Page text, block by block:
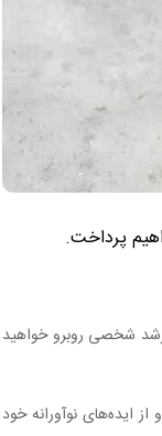
شخصی روبرو خواهید
ایده‌های نوآورانه خود